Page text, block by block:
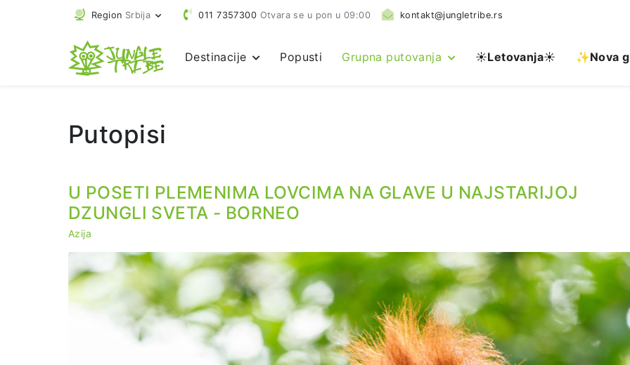
Region Srbija 011 7357300 Otvara se u pon u 09:00 kontakt@jungletribe.rs
Destinacije Popusti Grupna putovanja ☀️Letovanja☀️ ✨Nova
Putopisi
U POSETI PLEMENIMA LOVCIMA NA GLAVE U NAJSTARIJOJ
DZUNGLI SVETA - BORNEO
Azija